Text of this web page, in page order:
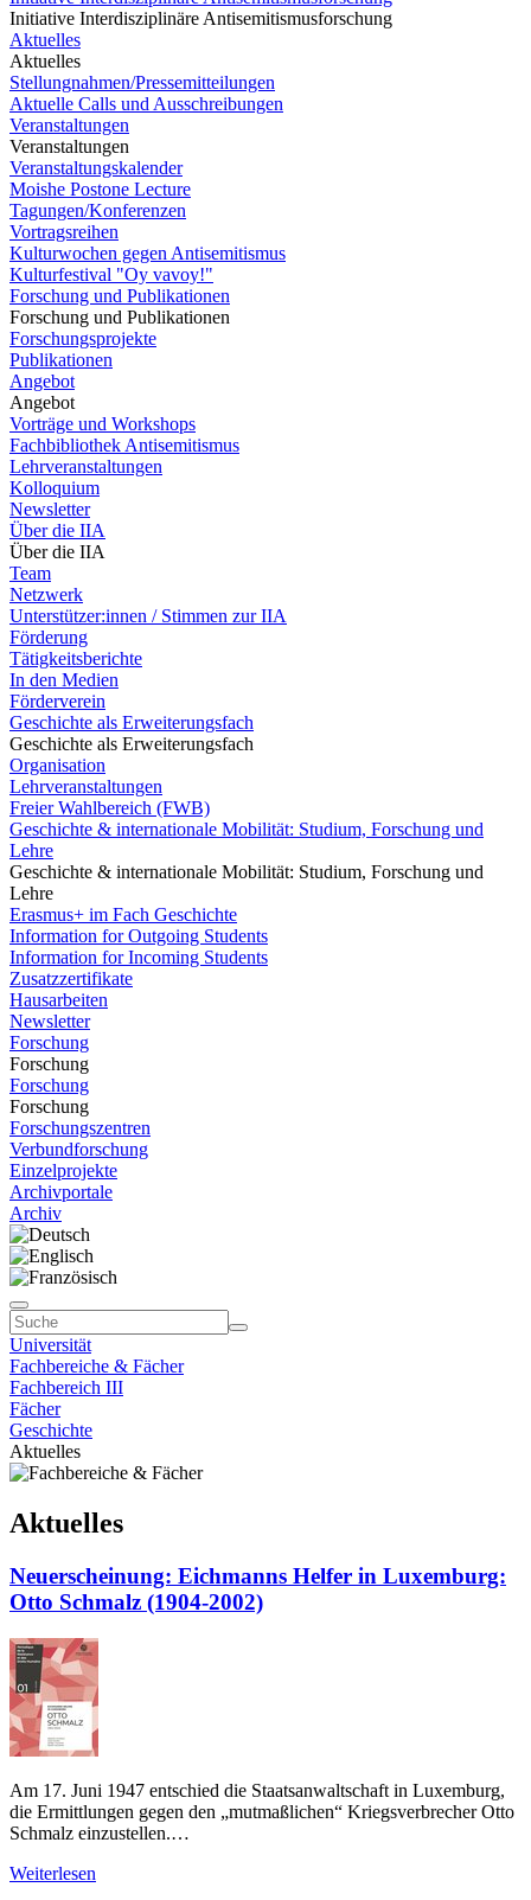
Initiative Interdisziplinäre Antisemitismusforschung
Aktuelles
Aktuelles
Stellungnahmen/Pressemitteilungen
Aktuelle Calls und Ausschreibungen
Veranstaltungen
Veranstaltungen
Veranstaltungskalender
Moishe Postone Lecture
Tagungen/Konferenzen
Vortragsreihen
Kulturwochen gegen Antisemitismus
Kulturfestival "Oy vavoy!"
Forschung und Publikationen
Forschung und Publikationen
Forschungsprojekte
Publikationen
Angebot
Angebot
Vorträge und Workshops
Fachbibliothek Antisemitismus
Lehrveranstaltungen
Kolloquium
Newsletter
Über die IIA
Über die IIA
Team
Netzwerk
Unterstützer:innen / Stimmen zur IIA
Förderung
Tätigkeitsberichte
In den Medien
Förderverein
Geschichte als Erweiterungsfach
Geschichte als Erweiterungsfach
Organisation
Lehrveranstaltungen
Freier Wahlbereich (FWB)
Geschichte & internationale Mobilität: Studium, Forschung und
Lehre
Geschichte & internationale Mobilität: Studium, Forschung und
Lehre
Erasmus+ im Fach Geschichte
Information for Outgoing Students
Information for Incoming Students
Zusatzzertifikate
Hausarbeiten
Newsletter
Forschung
Forschung
Forschung
Forschung
Forschungszentren
Verbundforschung
Einzelprojekte
Archivportale
Archiv
Universität
Fachbereiche & Fächer
Fachbereich III
Fächer
Geschichte
Aktuelles
Aktuelles
Neuerscheinung: Eichmanns Helfer in Luxemburg:
Otto Schmalz (1904-2002)
Am 17. Juni 1947 entschied die Staatsanwaltschaft in Luxemburg,
die Ermittlungen gegen den „mutmaßlichen“ Kriegsverbrecher Otto
Schmalz einzustellen.…
Weiterlesen